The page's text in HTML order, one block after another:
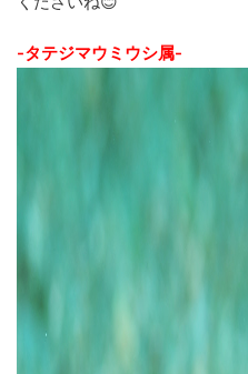
-タテジマウミウシ属-